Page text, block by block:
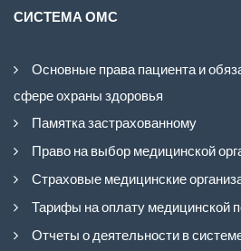
СИСТЕМА ОМС
Основные права пациента и
сфере охраны здоровья
Памятка застрахованному
Право на выбор медицинской
Страховые медицинские
Тарифы на оплату
Отчеты о деятельности в